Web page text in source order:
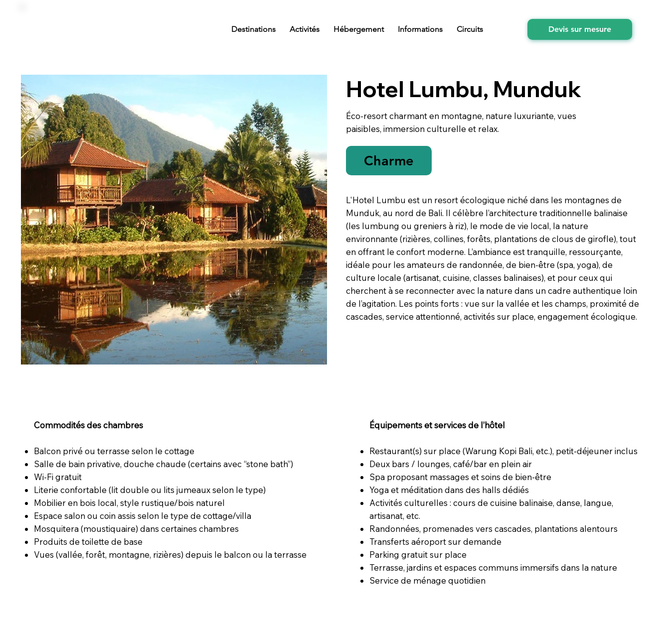
Destinations Activités Hébergement Informations Circuits Devis sur mesure
Hotel Lumbu, Munduk
Éco-resort charmant en montagne, nature luxuriante, vues
paisibles, immersion culturelle et relax.
Charme
L'Hotel Lumbu est un resort écologique niché dans les montagnes de
Munduk, au nord de Bali. Il célèbre l’architecture traditionnelle balinaise
(les lumbung ou greniers à riz), le mode de vie local, la nature
environnante (rizières, collines, forêts, plantations de clous de girofle), tout
en offrant le confort moderne. L’ambiance est tranquille, ressourçante,
idéale pour les amateurs de randonnée, de bien-être (spa, yoga), de
culture locale (artisanat, cuisine, classes balinaises), et pour ceux qui
cherchent à se reconnecter avec la nature dans un cadre authentique loin
de l’agitation. Les points forts : vue sur la vallée et les champs, proximité de
cascades, service attentionné, activités sur place, engagement écologique.
Commodités des chambres
Balcon privé ou terrasse selon le cottage
Salle de bain privative, douche chaude (certains avec “stone bath”)
Wi-Fi gratuit
Literie confortable (lit double ou lits jumeaux selon le type)
Mobilier en bois local, style rustique/bois naturel
Espace salon ou coin assis selon le type de cottage/villa
Mosquitera (moustiquaire) dans certaines chambres
Produits de toilette de base
Vues (vallée, forêt, montagne, rizières) depuis le balcon ou la terrasse
Équipements et services de l’hôtel
Restaurant(s) sur place (Warung Kopi Bali, etc.), petit-déjeuner inclus
Deux bars / lounges, café/bar en plein air
Spa proposant massages et soins de bien-être
Yoga et méditation dans des halls dédiés
Activités culturelles : cours de cuisine balinaise, danse, langue,
artisanat, etc.
Randonnées, promenades vers cascades, plantations alentours
Transferts aéroport sur demande
Parking gratuit sur place
Terrasse, jardins et espaces communs immersifs dans la nature
Service de ménage quotidien